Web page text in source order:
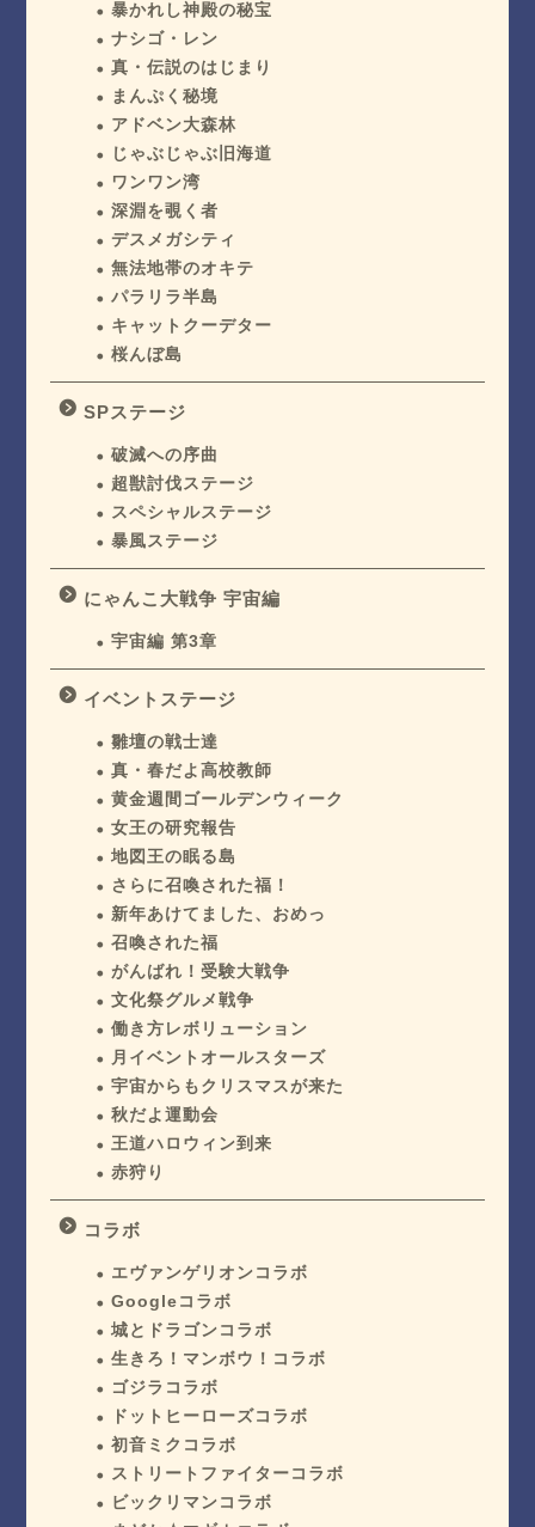
暴かれし神殿の秘宝
ナシゴ・レン
真・伝説のはじまり
まんぷく秘境
アドベン大森林
じゃぶじゃぶ旧海道
ワンワン湾
深淵を覗く者
デスメガシティ
無法地帯のオキテ
パラリラ半島
キャットクーデター
桜んぼ島
SPステージ
破滅への序曲
超獣討伐ステージ
スペシャルステージ
暴風ステージ
にゃんこ大戦争 宇宙編
宇宙編 第3章
イベントステージ
雛壇の戦士達
真・春だよ高校教師
黄金週間ゴールデンウィーク
女王の研究報告
地図王の眠る島
さらに召喚された福！
新年あけてました、おめっ
召喚された福
がんばれ！受験大戦争
文化祭グルメ戦争
働き方レボリューション
月イベントオールスターズ
宇宙からもクリスマスが来た
秋だよ運動会
王道ハロウィン到来
赤狩り
コラボ
エヴァンゲリオンコラボ
Googleコラボ
城とドラゴンコラボ
生きろ！マンボウ！コラボ
ゴジラコラボ
ドットヒーローズコラボ
初音ミクコラボ
ストリートファイターコラボ
ビックリマンコラボ